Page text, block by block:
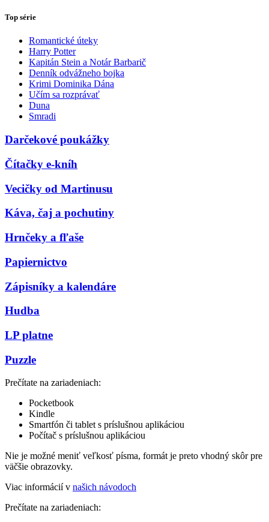
Top série
Romantické úteky
Harry Potter
Kapitán Stein a Notár Barbarič
Denník odvážneho bojka
Krimi Dominika Dána
Učím sa rozprávať
Duna
Smradi
Darčekové poukážky
Čítačky e-kníh
Vecičky od Martinusu
Káva, čaj a pochutiny
Hrnčeky a fľaše
Papiernictvo
Zápisníky a kalendáre
Hudba
LP platne
Puzzle
Prečítate na zariadeniach:
Pocketbook
Kindle
Smartfón či tablet s príslušnou aplikáciou
Počítač s príslušnou aplikáciou
Nie je možné meniť veľkosť písma, formát je preto vhodný skôr pre
väčšie obrazovky.
Viac informácií v našich návodoch
Prečítate na zariadeniach: